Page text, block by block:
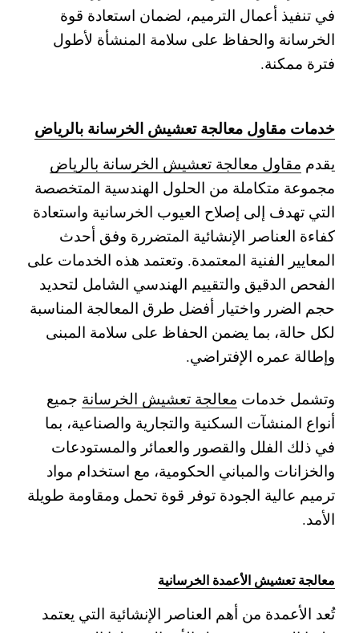
في تنفيذ أعمال الترميم، لضمان استعادة قوة
الخرسانة والحفاظ على سلامة المنشأة لأطول
فترة ممكنة.
خدمات مقاول معالجة تعشيش الخرسانة بالرياض
يقدم مقاول معالجة تعشيش الخرسانة بالرياض
مجموعة متكاملة من الحلول الهندسية المتخصصة
التي تهدف إلى إصلاح العيوب الخرسانية واستعادة
كفاءة العناصر الإنشائية المتضررة وفق أحدث
المعايير الفنية المعتمدة. وتعتمد هذه الخدمات على
الفحص الدقيق والتقييم الهندسي الشامل لتحديد
حجم الضرر واختيار أفضل طرق المعالجة المناسبة
لكل حالة، بما يضمن الحفاظ على سلامة المبنى
وإطالة عمره الإفتراضي.
وتشمل خدمات معالجة تعشيش الخرسانة جميع
أنواع المنشآت السكنية والتجارية والصناعية، بما
في ذلك الفلل والقصور والعمائر والمستودعات
والخزانات والمباني الحكومية، مع استخدام مواد
ترميم عالية الجودة توفر قوة تحمل ومقاومة طويلة
الأمد.
معالجة تعشيش الأعمدة الخرسانية
تُعد الأعمدة من أهم العناصر الإنشائية التي يعتمد